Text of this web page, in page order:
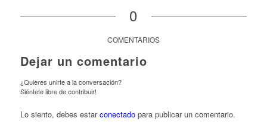
0
COMENTARIOS
Dejar un comentario
¿Quieres unirte a la conversación?
Siéntete libre de contribuir!
Lo siento, debes estarconectadopara publicar un comentario.